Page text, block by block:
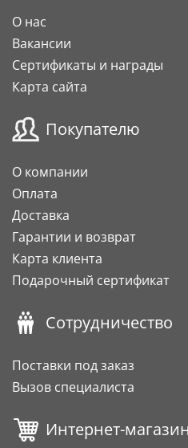
О нас
Вакансии
Сертификаты и награды
Карта сайта
Покупателю
О компании
Оплата
Доставка
Гарантии и возврат
Карта клиента
Подарочный сертификат
Сотрудничество
Поставки под заказ
Вызов специалиста
Интернет-магазин